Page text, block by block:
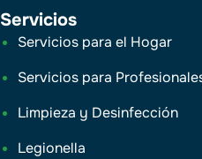
Servicios
Servicios para el Hogar
Servicios para
Limpieza y Desinfección
Legionella